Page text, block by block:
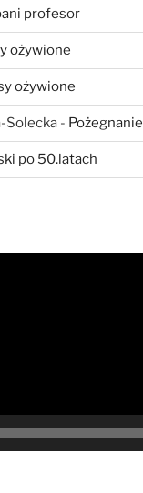
profesor
ożywione
ożywione
Solecka - Pożegnanie
po 50.latach